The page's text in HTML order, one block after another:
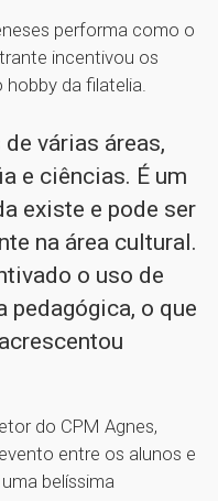
performa como o
incentivou os
da filatelia.
várias áreas,
e ciências. É um
existe e pode ser
na área cultural.
o uso de
o que
do CPM Agnes,
entre os alunos e
belíssima